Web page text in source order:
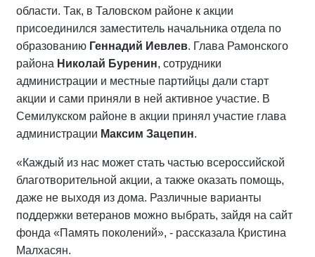
области. Так, в Таловском районе к акции
присоединился заместитель начальника отдела по
образованию Геннадий Иевлев. Глава Рамонского
района Николай Буренин, сотрудники
администрации и местные партийцы дали старт
акции и сами приняли в ней активное участие. В
Семилукском районе в акции принял участие глава
администрации Максим Зацепин.
«Каждый из нас может стать частью всероссийской
благотворительной акции, а также оказать помощь,
даже не выходя из дома. Различные варианты
поддержки ветеранов можно выбрать, зайдя на сайт
фонда «Память поколений», - рассказала Кристина
Малхасян.